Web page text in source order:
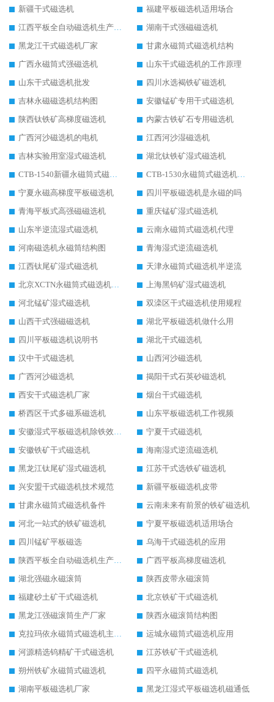
新疆干式磁选机
福建平板磁选机适用场合
江西平板全自动磁选机生产厂家
湖南干式强磁磁选机
黑龙江干式磁选机厂家
甘肃永磁筒式磁选机结构
广西永磁筒式强磁选机
山东干式磁选机的工作原理
山东干式磁选机批发
四川水选褐铁矿磁选机
吉林永磁磁选机结构图
安徽锰矿专用干式磁选机
陕西钛铁矿高梯度磁选机
内蒙古铁矿石专用磁选机
广西河沙磁选机的电机
江西河沙湿磁选机
吉林实验用室湿式磁选机
湖北钛铁矿湿式磁选机
CTB-1540新疆永磁筒式磁选机
CTB-1530永磁筒式磁选机代理商
宁夏永磁高梯度平板磁选机
四川平板磁选机是永磁的吗
青海平板式高强磁磁选机
重庆锰矿湿式磁选机
山东半逆流湿式磁选机
云南永磁筒式磁选机代理
河南磁选机永磁筒结构图
青海湿式逆流磁选机
江西钛尾矿湿式磁选机
天津永磁筒式磁选机半逆流
北京XCTN永磁筒式磁选机磁块位置
上海黑钨矿湿式磁选机
河北锰矿湿式磁选机
双滦区干式磁选机使用规程
山西干式强磁磁选机
湖北平板磁选机做什么用
四川平板磁选机说明书
湖北干式磁选机
汉中干式磁选机
山西河沙磁选机
广西河沙磁选机
揭阳干式石英砂磁选机
西安干式磁选机厂家
烟台干式磁选机
桥西区干式多磁系磁选机
山东平板磁选机工作视频
安徽湿式平板磁选机除铁效果怎么样
宁夏干式磁选机
安徽铁矿干式磁选机
海南湿式逆流磁选机
黑龙江钛尾矿湿式磁选机
江苏干式选铁矿磁选机
兴安盟干式磁选机技术规范
新疆平板磁选机皮带
甘肃永磁筒式磁选机备件
云南未来有前景的铁矿磁选机
河北一站式的铁矿磁选机
宁夏平板磁选机适用场合
四川锰矿平板磁选
乌海干式磁选机的应用
陕西平板全自动磁选机生产厂家
广西平板高梯度磁选机
湖北强磁永磁滚筒
陕西皮带永磁滚筒
福建砂土矿干式磁选机
北京铁矿干式磁选机
黑龙江强磁滚筒生产厂家
陕西永磁滚筒结构图
克拉玛依永磁筒式磁选机主要技术参数
运城永磁筒式磁选机应用
河源精选钨精矿干式磁选机
江苏铁矿干式磁选机
朔州铁矿永磁筒式磁选机
四平永磁筒式磁选机
湖南平板磁选机厂家
黑龙江湿式平板磁选机磁通低